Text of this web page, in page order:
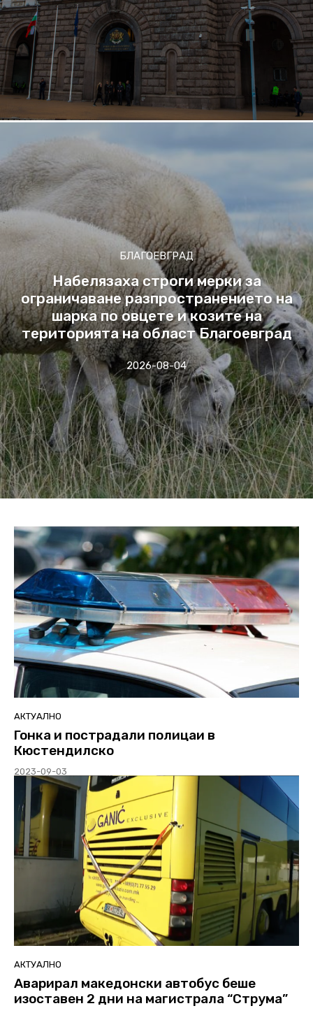
БЛАГОЕВГРАД
Набелязаха строги мерки за
ограничаване разпространението на
шарка по овцете и козите на
територията на област Благоевград
2026-08-04
АКТУАЛНО
Гонка и пострадали полицаи в
Кюстендилско
2023-09-03
АКТУАЛНО
Аварирал македонски автобус беше
изоставен 2 дни на магистрала “Струма”